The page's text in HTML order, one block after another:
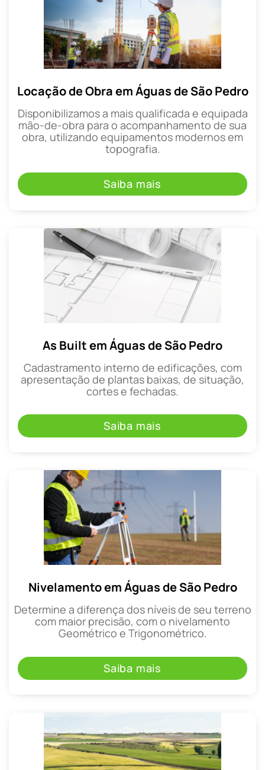
Locação de Obra em Águas de São Pedro
Disponibilizamos a mais qualificada e equipada
mão-de-obra para o acompanhamento de sua
obra, utilizando equipamentos modernos em
topografia.
Saiba mais
As Built em Águas de São Pedro
Cadastramento interno de edificações, com
apresentação de plantas baixas, de situação,
cortes e fechadas.
Saiba mais
Nivelamento em Águas de São Pedro
Determine a diferença dos níveis de seu terreno
com maior precisão, com o nivelamento
Geométrico e Trigonométrico.
Saiba mais